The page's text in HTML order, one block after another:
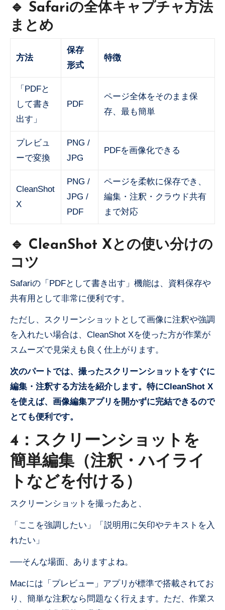
🔹 Safariの全体キャプチャ方法
まとめ
方法
保存
形式
特徴
「PDFと
して書き
出す」
PDF
ページ全体をそのまま保
存、最も簡単
プレビュ
ーで変換
PNG /
JPG
PDFを画像化できる
CleanShot
X
PNG /
JPG /
PDF
ページを柔軟に保存でき、
編集・注釈・クラウド共有
まで対応
🔹 CleanShot Xとの使い分けの
コツ
Safariの「PDFとして書き出す」機能は、資料保存や
共有用として非常に便利です。
ただし、スクリーンショットとして画像に注釈や強調
を入れたい場合は、CleanShot Xを使った方が作業が
スムーズで見栄えも良く仕上がります。
次のパートでは、撮ったスクリーンショットをすぐに
編集・注釈する方法を紹介します。特にCleanShot X
を使えば、画像編集アプリを開かずに完結できるので
とても便利です。
4：スクリーンショットを
簡単編集（注釈・ハイライ
トなどを付ける）
スクリーンショットを撮ったあと、
「ここを強調したい」「説明用に矢印やテキストを入
れたい」
──そんな場面、ありますよね。
Macには「プレビュー」アプリが標準で搭載されてお
り、簡単な注釈なら問題なく行えます。ただ、作業ス